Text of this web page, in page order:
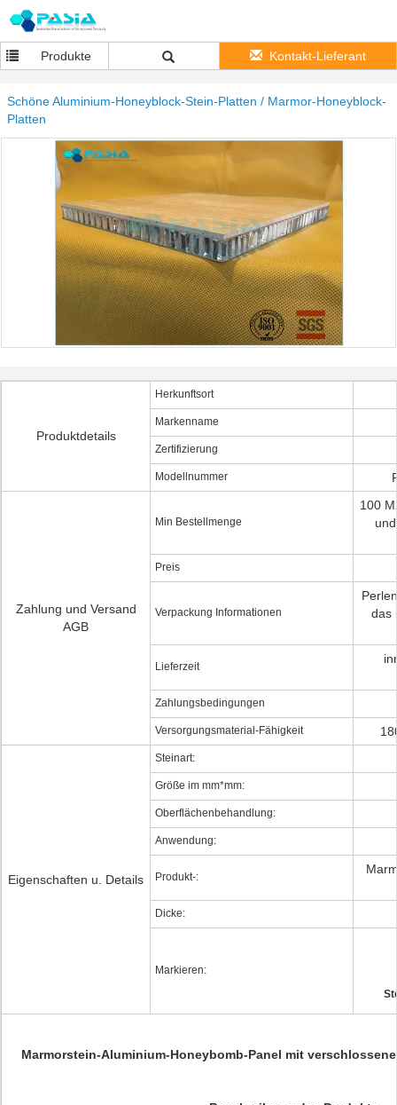
Produkte Kontakt-Lieferant
Schöne Aluminium-Honeyblock-Stein-Platten / Marmor-Honeyblock-
Platten
Produktdetails
Herkunftsort
Markenname
Zertifizierung
Modellnummer
Zahlung und Versand
AGB
Min Bestellmenge
100
Preis
Verpackung Informationen
das
Lieferzeit
Zahlungsbedingungen
Versorgungsmaterial-Fähigkeit
Eigenschaften u. Details
Steinart:
Größe im mm*mm:
Oberflächenbehandlung:
Anwendung:
Produkt-:
Dicke:
Markieren:
Marmorstein-Aluminium-Honeybomb-Panel mit